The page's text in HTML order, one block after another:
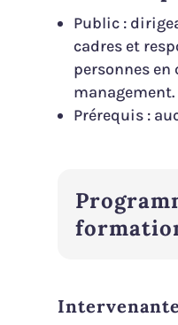
Public :
cadres et
personnes en
management.
Prérequis :
Intervenante